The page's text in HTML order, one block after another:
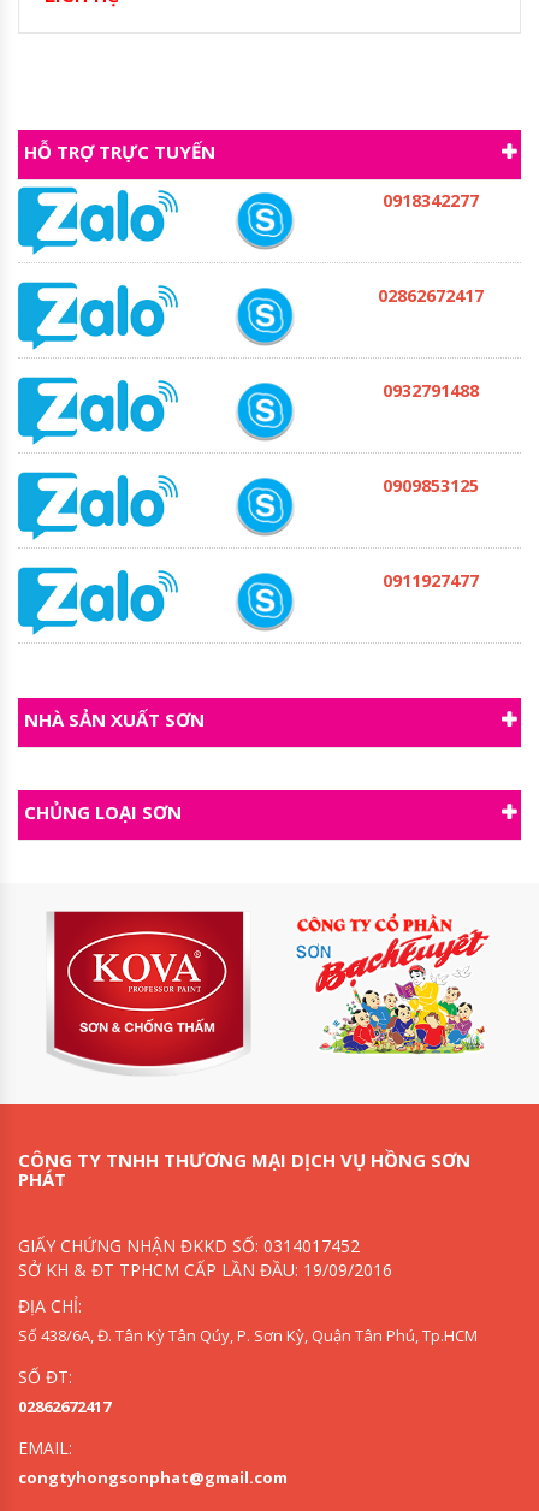
HỖ TRỢ TRỰC TUYẾN
0918342277
02862672417
0932791488
0909853125
0911927477
NHÀ SẢN XUẤT SƠN
CHỦNG LOẠI SƠN
CÔNG TY TNHH THƯƠNG MẠI DỊCH VỤ HỒNG SƠN
PHÁT
GIẤY CHỨNG NHẬN ĐKKD SỐ: 0314017452
SỞ KH & ĐT TPHCM CẤP LẦN ĐẦU: 19/09/2016
ĐỊA CHỈ:
Số 438/6A, Đ. Tân Kỳ Tân Qúy, P. Sơn Kỳ, Quận Tân Phú, Tp.HCM
SỐ ĐT:
02862672417
EMAIL:
congtyhongsonphat@gmail.com